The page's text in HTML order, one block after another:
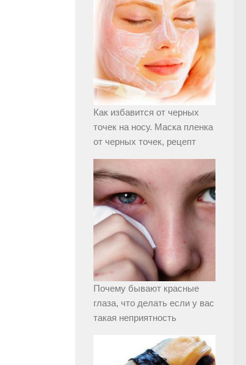
Как избавится от черных
точек на носу. Маска пленка
от черных точек, рецепт
Почему бывают красные
глаза, что делать если у вас
такая неприятность